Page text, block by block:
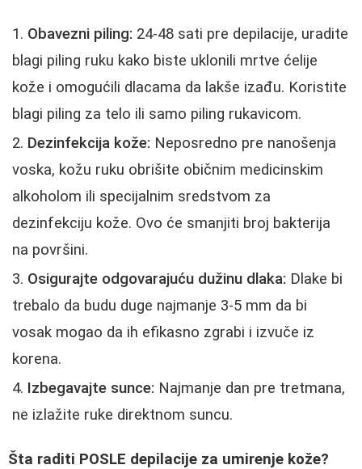
Obavezni piling: 24-48 sati pre depilacije, uradite
blagi piling ruku kako biste uklonili mrtve ćelije
kože i omogućili dlacama da lakše izađu. Koristite
blagi piling za telo ili samo piling rukavicom.
Dezinfekcija kože: Neposredno pre nanošenja
voska, kožu ruku obrišite običnim medicinskim
alkoholom ili specijalnim sredstvom za
dezinfekciju kože. Ovo će smanjiti broj bakterija
na površini.
Osigurajte odgovarajuću dužinu dlaka: Dlake bi
trebalo da budu duge najmanje 3-5 mm da bi
vosak mogao da ih efikasno zgrabi i izvuče iz
korena.
Izbegavajte sunce: Najmanje dan pre tretmana,
ne izlažite ruke direktnom suncu.
Šta raditi POSLE depilacije za umirenje kože?